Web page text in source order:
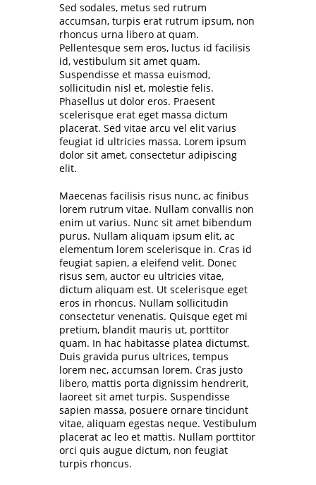
Sed sodales, metus sed rutrum
accumsan, turpis erat rutrum ipsum, non
rhoncus urna libero at quam.
Pellentesque sem eros, luctus id facilisis
id, vestibulum sit amet quam.
Suspendisse et massa euismod,
sollicitudin nisl et, molestie felis.
Phasellus ut dolor eros. Praesent
scelerisque erat eget massa dictum
placerat. Sed vitae arcu vel elit varius
feugiat id ultricies massa. Lorem ipsum
dolor sit amet, consectetur adipiscing
elit.
Maecenas facilisis risus nunc, ac finibus
lorem rutrum vitae. Nullam convallis non
enim ut varius. Nunc sit amet bibendum
purus. Nullam aliquam ipsum elit, ac
elementum lorem scelerisque in. Cras id
feugiat sapien, a eleifend velit. Donec
risus sem, auctor eu ultricies vitae,
dictum aliquam est. Ut scelerisque eget
eros in rhoncus. Nullam sollicitudin
consectetur venenatis. Quisque eget mi
pretium, blandit mauris ut, porttitor
quam. In hac habitasse platea dictumst.
Duis gravida purus ultrices, tempus
lorem nec, accumsan lorem. Cras justo
libero, mattis porta dignissim hendrerit,
laoreet sit amet turpis. Suspendisse
sapien massa, posuere ornare tincidunt
vitae, aliquam egestas neque. Vestibulum
placerat ac leo et mattis. Nullam porttitor
orci quis augue dictum, non feugiat
turpis rhoncus.